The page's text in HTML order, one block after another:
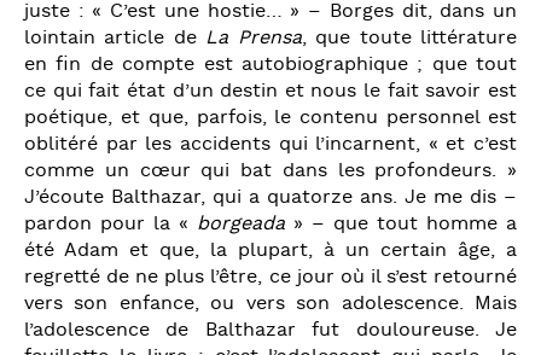
juste : « C’est une hostie… » – Borges dit, dans un
lointain article de La Prensa, que toute littérature
en fin de compte est autobiographique ; que tout
ce qui fait état d’un destin et nous le fait savoir est
poétique, et que, parfois, le contenu personnel est
oblitéré par les accidents qui l’incarnent, « et c’est
comme un cœur qui bat dans les profondeurs. »
J’écoute Balthazar, qui a quatorze ans. Je me dis –
pardon pour la « borgeada » – que tout homme a
été Adam et que, la plupart, à un certain âge, a
regretté de ne plus l’être, ce jour où il s’est retourné
vers son enfance, ou vers son adolescence. Mais
l’adolescence de Balthazar fut douloureuse. Je